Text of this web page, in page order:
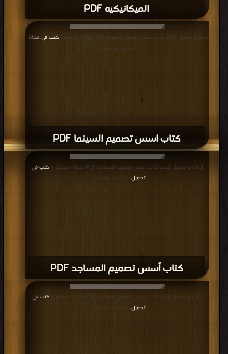
الميكانيكيه PDF
كتاب اسس تصميم السينما PDF
قراءة و تحميل كتاب كتاب اسس تصميم السينما PDF مجانا | مكتبة > كتب في مجانا
التحميل : مرة/مرات
كتاب أسس تصميم المساجد PDF
قراءة و تحميل كتاب كتاب أسس تصميم المساجد PDF مجانا | مكتبة >
كتب في
تحميل
| التحميل : مرة/مرات
قراءة و تحميل كتاب كتاب اسس تصميم المدارس PDF مجانا | مكتبة >
كتب في
تحميل
| التحميل : مرة/مرات